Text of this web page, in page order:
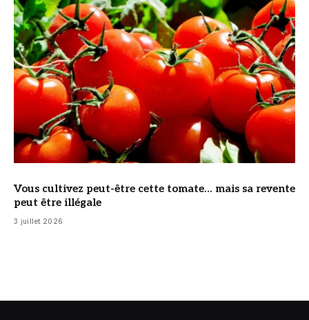
Vous cultivez peut-être cette tomate… mais sa revente
peut être illégale
3 juillet 2026